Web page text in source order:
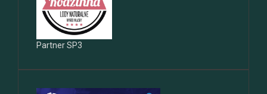
Partner SP3